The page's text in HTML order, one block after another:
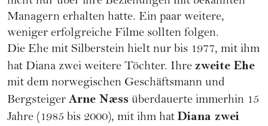
Managern erhalten hatte. Ein paar weitere,
weniger erfolgreiche Filme sollten folgen.
Die Ehe mit Silberstein hielt nur bis 1977, mit ihm
hat Diana zwei weitere Töchter. Ihre zweite Ehe
mit dem norwegischen Geschäftsmann und
Bergsteiger Arne Næss überdauerte immerhin 15
Jahre (1985 bis 2000), mit ihm hatDiana zwei